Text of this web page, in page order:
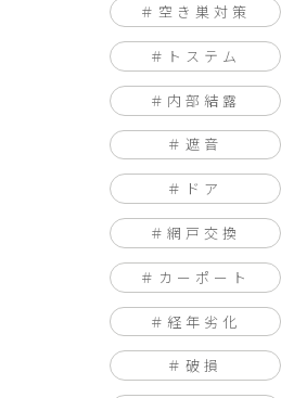
空き巣対策
トステム
内部結露
遮音
ドア
網戸交換
カーポート
経年劣化
破損